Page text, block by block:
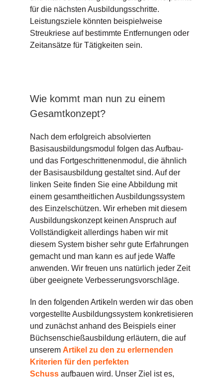
für die nächsten Ausbildungsschritte.
Leistungsziele könnten beispielweise
Streukriese auf bestimmte Entfernungen oder
Zeitansätze für Tätigkeiten sein.
Wie kommt man nun zu einem
Gesamtkonzept?
Nach dem erfolgreich absolvierten
Basisausbildungsmodul folgen das Aufbau-
und das Fortgeschrittenenmodul, die ähnlich
der Basisausbildung gestaltet sind. Auf der
linken Seite finden Sie eine Abbildung mit
einem gesamtheitlichen Ausbildungssystem
des Einzelschützen. Wir erheben mit diesem
Ausbildungskonzept keinen Anspruch auf
Vollständigkeit allerdings haben wir mit
diesem System bisher sehr gute Erfahrungen
gemacht und man kann es auf jede Waffe
anwenden. Wir freuen uns natürlich jeder Zeit
über geeignete Verbesserungsvorschläge.
In den folgenden Artikeln werden wir das oben
vorgestellte Ausbildungssystem konkretisieren
und zunächst anhand des Beispiels einer
Büchsenschießausbildung erläutern, die auf
unserem Artikel zu den zu erlernenden
Kriterien für den perfekten
Schussaufbauen wird. Unser Ziel ist es,